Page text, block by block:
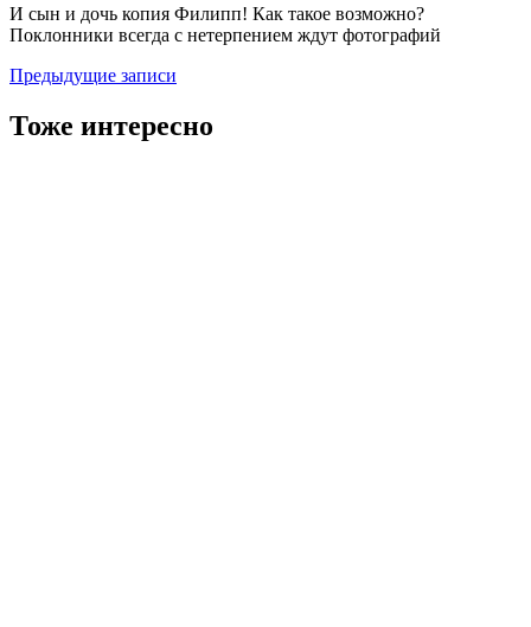
И сын и дочь копия Филипп! Как такое возможно?
Поклонники всегда с нетерпением ждут фотографий
Навигация
по
записям
Предыдущие записи
Тоже интересно